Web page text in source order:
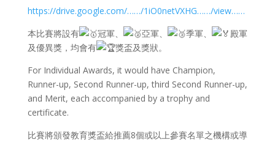
https://drive.google.com/……/1iO0netVXHG……/view……
本比賽將設有
冠軍、 亞軍、 季軍、
殿軍
及優異獎，均會有
獎盃及獎狀。
For Individual Awards, it would have Champion,
Runner-up, Second Runner-up, third Second Runner-up,
and Merit, each accompanied by a trophy and
certificate.
比賽將頒發教育獎盃給推薦8個或以上參賽名單之機構或導